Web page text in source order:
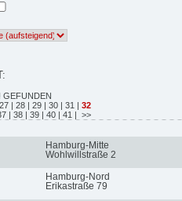
GEFUNDEN
| 28 | 29 | 30 | 31 | 32
| 38 | 39 | 40 | 41 | >>
Hamburg-Mitte
Wohlwillstraße 2
Hamburg-Nord
Erikastraße 79